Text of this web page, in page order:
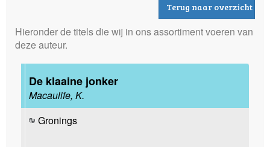
Terug naar overzicht
Hieronder de titels die wij in ons assortiment voeren van
deze auteur.
De klaaine jonker
Macaulife, K.
Gronings